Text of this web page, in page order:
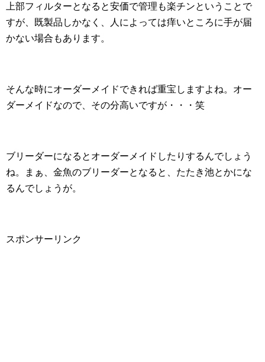
上部フィルターとなると安価で管理も楽チンということで
すが、既製品しかなく、人によっては痒いところに手が届
かない場合もあります。
そんな時にオーダーメイドできれば重宝しますよね。オー
ダーメイドなので、その分高いですが・・・笑
ブリーダーになるとオーダーメイドしたりするんでしょう
ね。まぁ、金魚のブリーダーとなると、たたき池とかにな
るんでしょうが。
スポンサーリンク